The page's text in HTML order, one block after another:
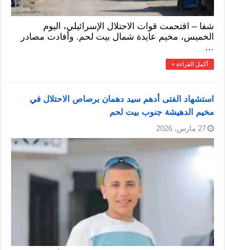
شفا – اقتحمت قوات الاحتلال الإسرائيلي، اليوم
الخميس، مخيم عايدة شمال بيت لحم. وأفادت مصادر
…
أكمل القراءة »
استشهاد الفتى أدهم سيد دهمان برصاص الاحتلال في
مخيم الدهيشة جنوب بيت لحم
27 مارس، 2026